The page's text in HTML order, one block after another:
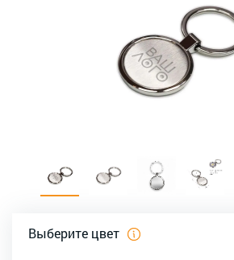
Выберите цвет